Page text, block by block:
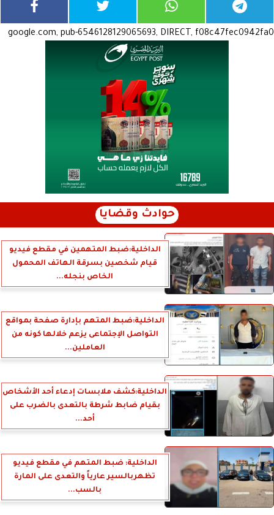
google.com, pub-6546128129065693, DIRECT, f08c47fec0942fa0
حوادث وقضايا
الداخلية:ضبط المتهمين في مقطع فيديو
قيام شخصين بسرقة الهاتف المحمول
الخاص بنجله...
الداخلية:ضبط المتهم بإدارة صفحة بمواقع
التواصل الإجتماعى يزعم خلالها كونه من
العاملين...
الداخلية:كشف ملابسات إدعاء أحد الأشخاص
بقيام ضابط شرطة بالتعدى بالضرب على
أحد...
الداخلية: ضبط المتهم في مقطع فيديو
تظهربالسير عارياً والتعدى على المارة
بالسب...